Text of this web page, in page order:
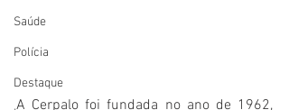
Saúde
Polícia
Destaque
A Cerpalo foi fundada no ano de 1962,